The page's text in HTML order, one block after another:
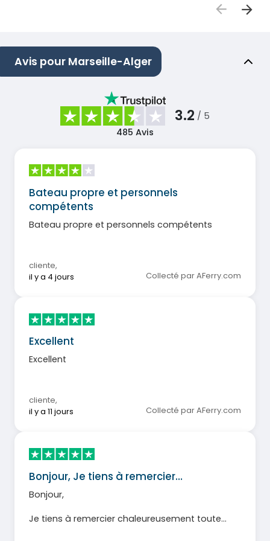
Avis pour Marseille-Alger
3.2 / 5
485 Avis
Bateau propre et personnels
compétents
Bateau propre et personnels compétents
cliente,
il y a 4 jours
Collecté par AFerry.com
Excellent
Excellent
cliente,
il y a 11 jours
Collecté par AFerry.com
Bonjour, Je tiens à remercier…
Bonjour,
Je tiens à remercier chaleureusement toute